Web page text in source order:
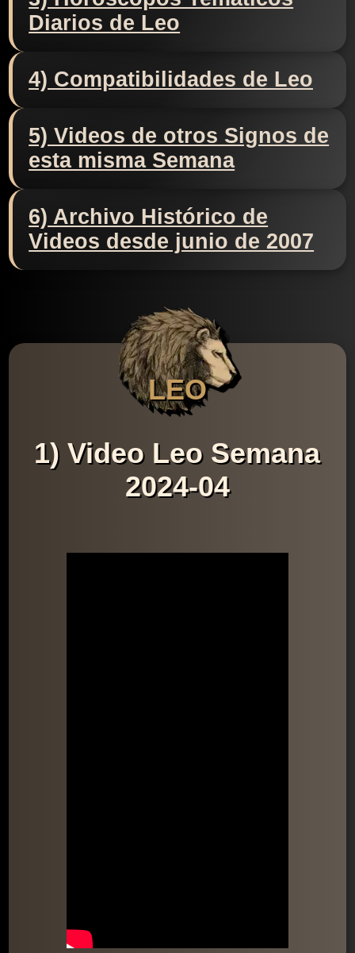
Diarios de Leo
4) Compatibilidades de Leo
5) Videos de otros Signos de
esta misma Semana
6) Archivo Histórico de
Videos desde junio de 2007
LEO
1) Video Leo Semana
2024-04